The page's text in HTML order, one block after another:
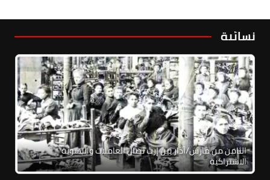
نسائية
الثامن من مارس/آذار بين إرث نضال العاملات والنسوية
الاشتراكية